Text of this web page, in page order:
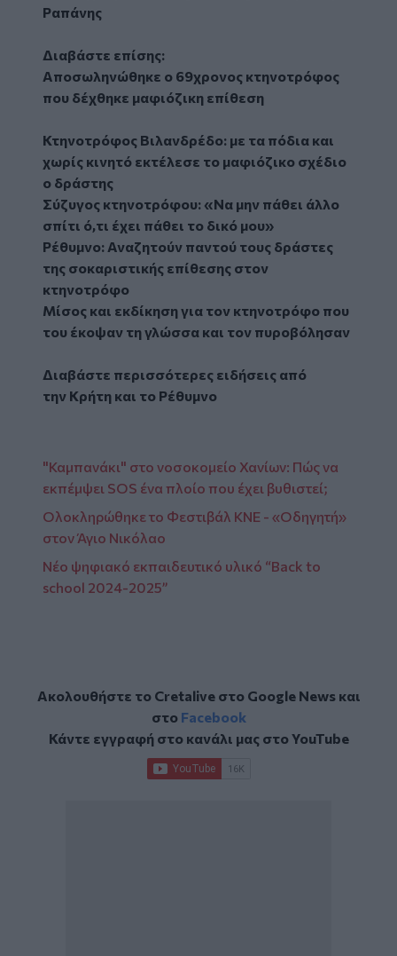
Ραπάνης
Διαβάστε επίσης:
Αποσωληνώθηκε ο 69χρονος κτηνοτρόφος
που δέχθηκε μαφιόζικη επίθεση
Κτηνοτρόφος Βιλανδρέδο: με τα πόδια και
χωρίς κινητό εκτέλεσε το μαφιόζικο σχέδιο
ο δράστης
Σύζυγος κτηνοτρόφου: «Να μην πάθει άλλο
σπίτι ό,τι έχει πάθει το δικό μου»
Ρέθυμνο: Αναζητούν παντού τους δράστες
της σοκαριστικής επίθεσης στον
κτηνοτρόφο
Μίσος και εκδίκηση για τον κτηνοτρόφο που
του έκοψαν τη γλώσσα και τον πυροβόλησαν
Διαβάστε περισσότερες ειδήσεις από
την Κρήτη και το Ρέθυμνο
"Καμπανάκι" στο νοσοκομείο Χανίων: Πώς να
εκπέμψει SOS ένα πλοίο που έχει βυθιστεί;
Ολοκληρώθηκε το Φεστιβάλ ΚΝΕ - «Οδηγητή»
στον Άγιο Νικόλαο
Νέο ψηφιακό εκπαιδευτικό υλικό “Βack to
school 2024-2025”
Ακολουθήστε το Cretalive στο Google Newsκαι
στο Facebook
Κάντε εγγραφή στο κανάλι μας στοYouTube